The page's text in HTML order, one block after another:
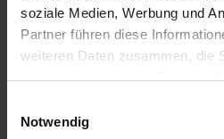
soziale Medien, Werbung und
Partner führen diese
weiteren Daten zusammen, die
haben oder die sie im Rahmen
Notwendig
Artikel-Nr.: 65522-00